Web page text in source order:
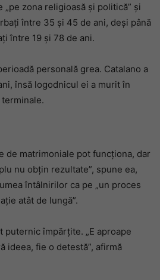
zona religioasă și politică” și
între 35 și 45 de ani, deși până
între 19 și 78 de ani.
personală grea. Catalano a
însă logodnicul ei a murit în
de matrimoniale pot funcționa, dar
nu obțin rezultate”, spune ea,
întâlnirilor ca pe „un proces
atât de lungă”.
puternic împărțite. „E aproape
ideea, fie o detestă”, afirmă